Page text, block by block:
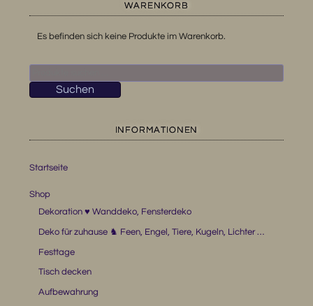
WARENKORB
Es befinden sich keine Produkte im Warenkorb.
nach:
Suchen
INFORMATIONEN
Startseite
Shop
Dekoration ♥ Wanddeko, Fensterdeko
Deko für zuhause ♞ Feen, Engel, Tiere, Kugeln, Lichter …
Festtage
Tisch decken
Aufbewahrung